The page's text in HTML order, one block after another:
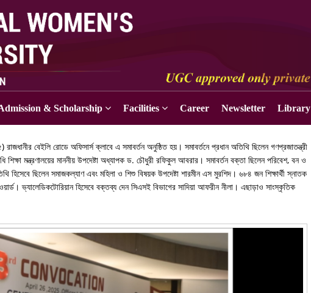
& Scholarship Facilities Career Newsletter Library
বেইলি রোডে অফিসার্স ক্লাবে এ সমাবর্তন অনুষ্ঠিত হয়। সমাবর্তনে প্রধান অতিথি ছিলেন গণপ্রজাতন্ত্রী
শিক্ষা মন্ত্রণালয়ের মাননীয় উপদেষ্টা অধ্যাপক ড. চৌধুরী রফিকুল আবরার। সমাবর্তন বক্তা ছিলেন পরিবেশ, বন ও
হিসেবে ছিলেন সমাজকল্যাণ এবং মহিলা ও শিশু বিষয়ক উপদেষ্টা শারমীন এস মুরশিদ। ৬৮৪ জন শিক্ষার্থী স্নাতক
ভ্যালেডিকটোরিয়ান হিসেবে বক্তব্য দেন সিএসই বিভাগের সাদিয়া আফরীন নীলা। এছাড়াও সাংস্কৃতিক